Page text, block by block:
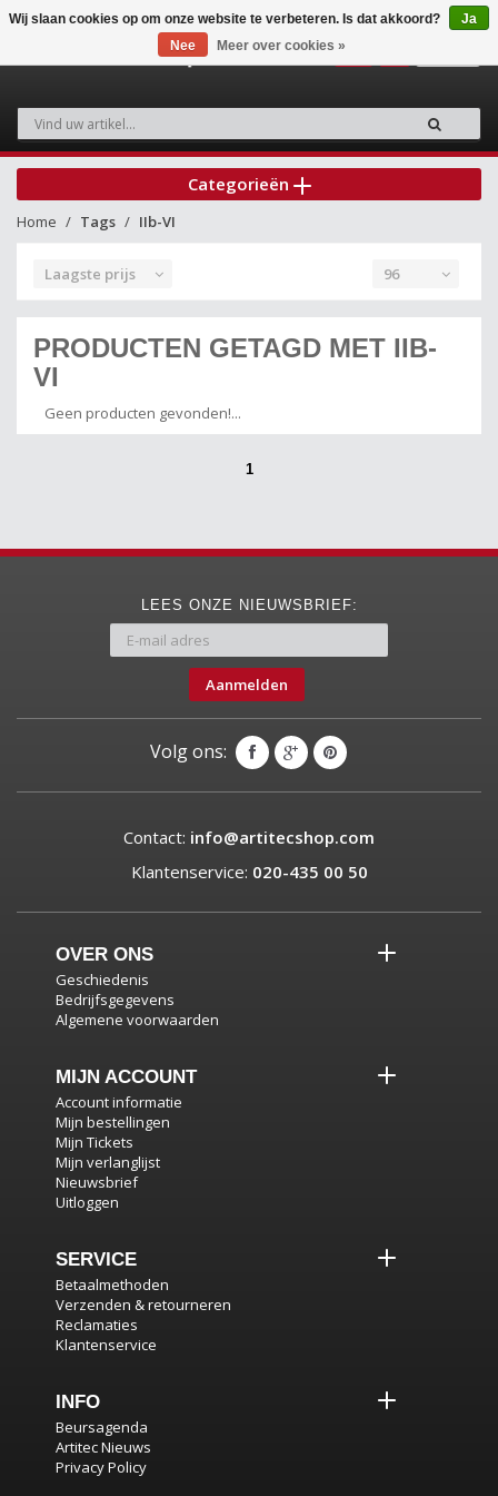
Categorieën
Home Tags IIb-VI
Laagste prijs 96
PRODUCTEN GETAGD MET IIB-
VI
Geen producten gevonden!...
1
LEES ONZE NIEUWSBRIEF:
Aanmelden
Volg ons:
Contact: info@artitecshop.com
Klantenservice: 020-435 00 50
OVER ONS
Geschiedenis
Bedrijfsgegevens
Algemene voorwaarden
MIJN ACCOUNT
Account informatie
Mijn bestellingen
Mijn Tickets
Mijn verlanglijst
Nieuwsbrief
Uitloggen
SERVICE
Betaalmethoden
Verzenden & retourneren
Reclamaties
Klantenservice
INFO
Beursagenda
Artitec Nieuws
Privacy Policy
Wij slaan cookies op om onze website te verbeteren. Is dat akkoord?
Ja
Nee
Meer over cookies »